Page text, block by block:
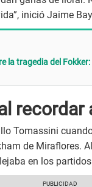
inició Jaime
la tragedia del
recordar
Tomassini
de Miraflores.
en los